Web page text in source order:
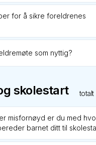
for å sikre foreldrenes
som nyttig?
skolestart totalt
misfornøyd er du med
barnet ditt til